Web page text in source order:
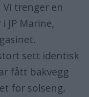
trenger en
JP Marine,
sett identisk
fått bakvegg
for solseng.